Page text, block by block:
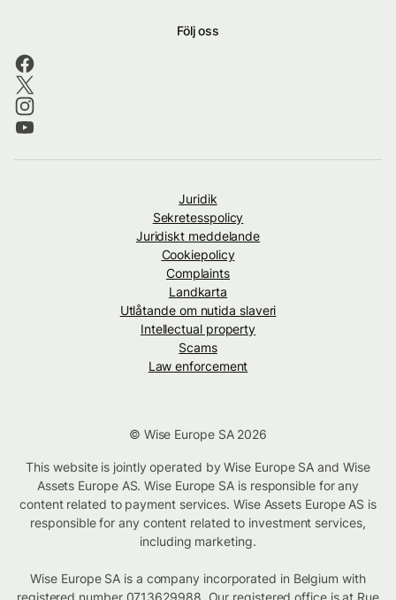
Följ oss
Juridik
Sekretesspolicy
Juridiskt meddelande
Cookiepolicy
Complaints
Landkarta
Utlåtande om nutida slaveri
Intellectual property
Scams
Law enforcement
© Wise Europe SA 2026
This website is jointly operated by Wise Europe SA and Wise
Assets Europe AS. Wise Europe SA is responsible for any
content related to payment services. Wise Assets Europe AS is
responsible for any content related to investment services,
including marketing.
Wise Europe SA is a company incorporated in Belgium with
registered number 0713629988. Our registered office is at Rue